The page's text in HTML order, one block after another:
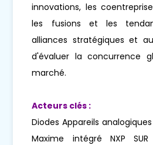
innovations, les
les fusions et les
alliances stratégiques et
d'évaluer la concurrence
marché.
Acteurs clés :
Diodes Appareils
Maxime intégré NXP